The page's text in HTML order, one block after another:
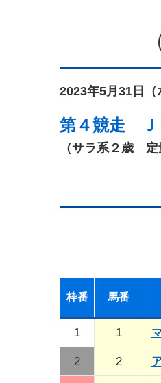
2023年5月31日（
第４競走
（サラ系２歳 定
枠番 馬番
1 1
2 2